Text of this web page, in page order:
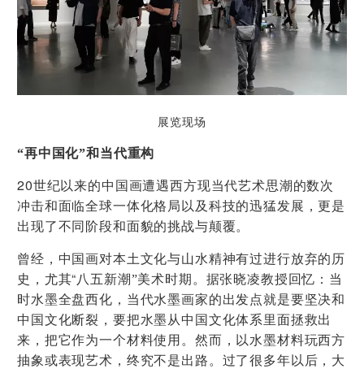
展览现场
“再中国化”和当代重构
20世纪以来的中国画遭遇西方现当代艺术思潮的数次
冲击和面临全球一体化格局以及科技的迅猛发展，更是
出现了不同阶段和面貌的挑战与颠覆。
曾经，中国画对本土文化与山水精神有过进行放弃的历
史，尤其“八五新潮”美术时期。据张晓凌教授回忆：当
时水墨全盘西化，当代水墨画家的出发点就是要坚决和
中国文化断裂，要把水墨从中国文化体系里面拯救出
来，把它作为一个材料使用。然而，以水墨材料玩西方
抽象或表现艺术，终究不是出路。过了很多年以后，大